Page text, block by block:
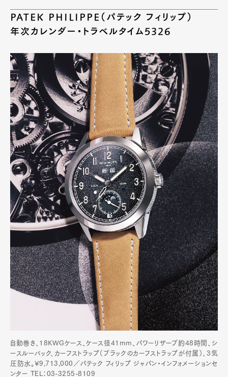
Official Columnist
About
Contact
Pen Meet
Pen international Pen tw
PATEK PHILIPPE（パテック フィリップ）
年次カレンダー・トラベルタイム5326
自動巻き、18KWGケース、ケース径41mm、パワーリザーブ約48時間、シ
ースルーバック、カーフストラップ（ブラックのカーフストラップが付属）、3気
圧防水。¥9,713,000／パテック フィリップ ジャパン・インフォメーションセ
ンター TEL：03-3255-8109